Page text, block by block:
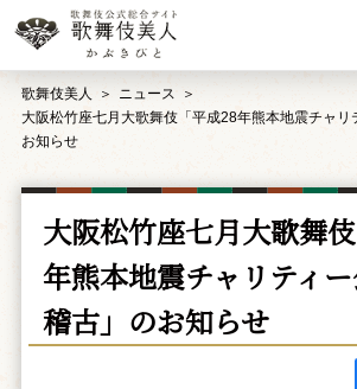
歌舞伎美人
ニュース
大阪松竹座七月大歌舞伎「平成28年熊本地震チャリ
お知らせ
大阪松竹座七月大歌舞
年熊本地震チャリティ
稽古」のお知らせ